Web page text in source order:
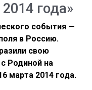
года»
события —
в Россию.
свою
Родиной на
марта 2014 года.